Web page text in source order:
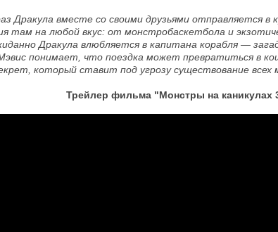
Дракула вместе со своими друзьями отправляется в
там на любой вкус: от монстробаскетбола и
Дракула влюбляется в капитана корабля —
понимает, что поездка может превратиться в
который ставит под угрозу существование всех
Трейлер фильма "Монстры на каникулах